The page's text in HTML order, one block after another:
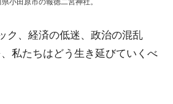
ク、経済の低迷、政治の混乱
私たちはどう生き延びていくべ